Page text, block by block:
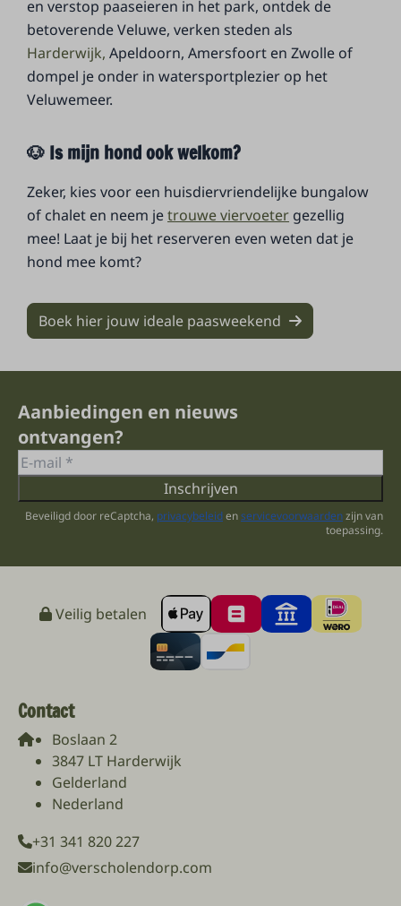
en verstop paaseieren in het park, ontdek de
betoverende Veluwe, verken steden als
Harderwijk, Apeldoorn, Amersfoort en Zwolle of
dompel je onder in watersportplezier op het
Veluwemeer.
🐶 Is mijn hond ook welkom?
Zeker, kies voor een huisdiervriendelijke bungalow
of chalet en neem jetrouwe viervoeter gezellig
mee! Laat je bij het reserveren even weten dat je
hond mee komt?
Boek hier jouw ideale paasweekend
Aanbiedingen en nieuws
ontvangen?
Inschrijven
Beveiligd door reCaptcha, privacybeleidenservicevoorwaardenzijn van
toepassing.
Veilig betalen
Contact
Boslaan 2
3847 LT Harderwijk
Gelderland
Nederland
+31 341 820 227
info@verscholendorp.com